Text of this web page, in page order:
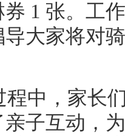
1 张。工
大家将对
程中，家长
子互动，